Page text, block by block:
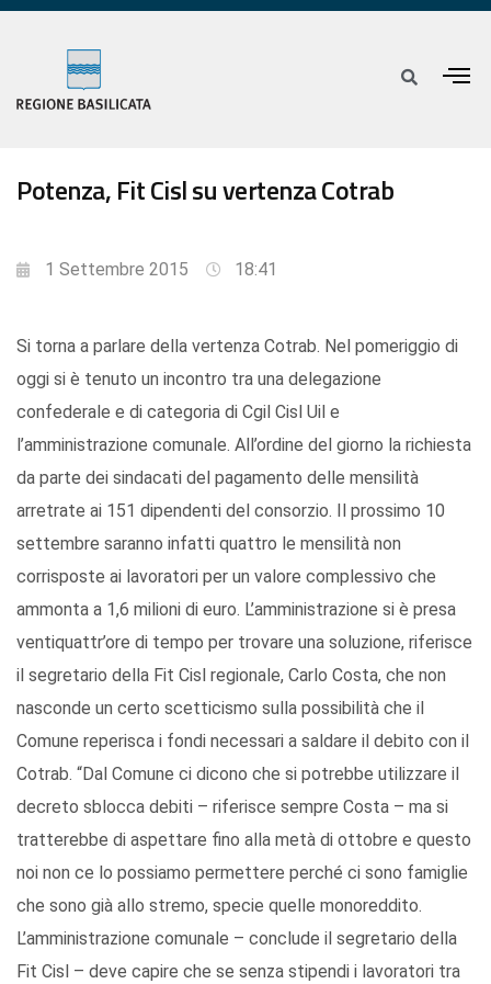
Potenza, Fit Cisl su vertenza Cotrab
1 Settembre 2015 18:41
Si torna a parlare della vertenza Cotrab. Nel pomeriggio di
oggi si è tenuto un incontro tra una delegazione
confederale e di categoria di Cgil Cisl Uil e
l’amministrazione comunale. All’ordine del giorno la richiesta
da parte dei sindacati del pagamento delle mensilità
arretrate ai 151 dipendenti del consorzio. Il prossimo 10
settembre saranno infatti quattro le mensilità non
corrisposte ai lavoratori per un valore complessivo che
ammonta a 1,6 milioni di euro. L’amministrazione si è presa
ventiquattr’ore di tempo per trovare una soluzione, riferisce
il segretario della Fit Cisl regionale, Carlo Costa, che non
nasconde un certo scetticismo sulla possibilità che il
Comune reperisca i fondi necessari a saldare il debito con il
Cotrab. “Dal Comune ci dicono che si potrebbe utilizzare il
decreto sblocca debiti – riferisce sempre Costa – ma si
tratterebbe di aspettare fino alla metà di ottobre e questo
noi non ce lo possiamo permettere perché ci sono famiglie
che sono già allo stremo, specie quelle monoreddito.
L’amministrazione comunale – conclude il segretario della
Fit Cisl – deve capire che se senza stipendi i lavoratori tra